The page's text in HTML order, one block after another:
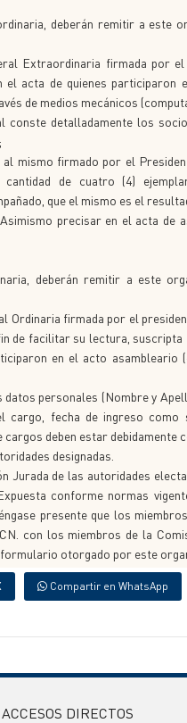
deberán remitir a este
Extraordinaria firmada por
el acta de quienes
de medios mecánicos
conste detalladamente los
mismo firmado por el
de cuatro (4)
que el mismo es el
precisar en el acta
deberán remitir a este
Ordinaria firmada por el
de facilitar su lectura,
en el acto asambleario
personales (Nombre y
cargo, fecha de ingreso
deben estar
designadas.
Jurada de las autoridades
conforme normas
presente que los
con los miembros de la
otorgado por este
Compartir en WhatsApp
ACCESOS DIRECTOS